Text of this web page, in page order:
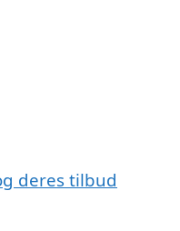
deres tilbud